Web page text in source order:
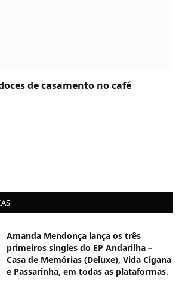
de casamento no café
Amanda Mendonça lança os três
primeiros singles do EP Andarilha –
Casa de Memórias (Deluxe), Vida Cigana
e Passarinha, em todas as plataformas.